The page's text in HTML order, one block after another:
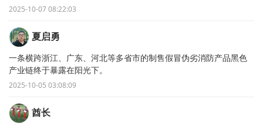
2025-10-07 08:22:03
夏启勇
一条横跨浙江、广东、河北等多省市的制售假冒伪劣消防产品黑色
产业链终于暴露在阳光下。
2025-10-05 03:08:09
酋长